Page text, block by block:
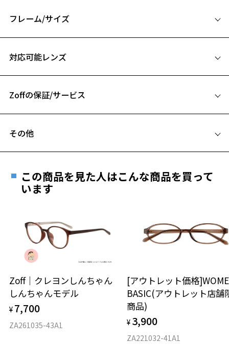
お気に入りリストはこちら
2000年代のトレンドを現代向けにアップデートしたデザイン。
随所に散りばめた立体的なデザインと高級感あふれるカラーリングが
特徴的。
す。
フロント部分は、8mm生地から削り出すことで立体感のあるデザイン
シンプルで飽きの来ないデザイン。
※柄や色味の出方に個体差があり、画像と異なる場合がございます。
フレーム/サイズ
B ブリッジ(鼻部分)の横幅：23mm
お持ちのZoffメガネサイズを確認するには？
仕上がり寸法
D 仕上がりの横幅：約148mm
対応可能レンズ
フレームとレンズの合計料金を知りたい方へ
Zoffの保証/サービス
安心1 フレーム１年間品質保証
きます。
※保証期間内に交換が行われた場合、保証期間は初期の期間から
延長されません。
安心2 視力測定無料
視力の変化を早めに発見するために、定期的な視
力測定をおすすめいたします。
安心3 かかり具合調整無料
その他
ご希望のお客さまは、「レンズ交換券」をお選びのうえ、
最寄りのZoff実店舗にてレンズをお買い求めください。
※サングラスやパッケージ品では「レンズ交換券」はお選び
談ください。
＜メガネの度数情報がわからない方へ＞
オンラインストアでフレームのみ購入して、
実店舗で度付きにできます
ご購入時に「レンズ交換券」をお選びいただくと、実店舗で
度数を測定のうえ、度付きレンズ（標準セットレンズ）へ無
この商品を見た人はこんな商品を買って
います
Zoff｜クレヨンしんちゃん
しんちゃんモデル
¥ 7,700
ZA261035-43A1
[アウトレット価格
BASIC(アウトレット店舗
商品)
¥ 3,900
ZA221032-41A1